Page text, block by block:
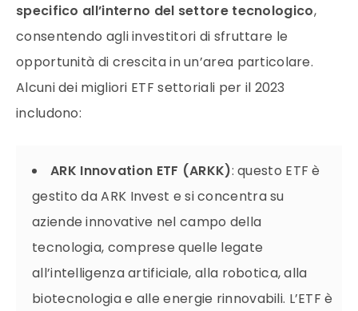
specifico all’interno del settore tecnologico,
consentendo agli investitori di sfruttare le
opportunità di crescita in un’area particolare.
Alcuni dei migliori ETF settoriali per il 2023
includono:
ARK Innovation ETF (ARKK): questo ETF è
gestito da ARK Invest e si concentra su
aziende innovative nel campo della
tecnologia, comprese quelle legate
all’intelligenza artificiale, alla robotica, alla
biotecnologia e alle energie rinnovabili. L’ETF è